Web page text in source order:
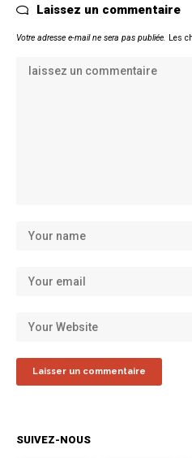
Laissez un commentaire
Votre adresse e-mail ne sera pas publiée. Les
SUIVEZ-NOUS